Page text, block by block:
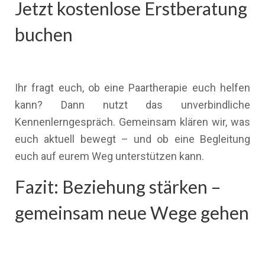
Jetzt kostenlose Erstberatung
buchen
Ihr fragt euch, ob eine Paartherapie euch helfen
kann? Dann nutzt das unverbindliche
Kennenlerngespräch. Gemeinsam klären wir, was
euch aktuell bewegt – und ob eine Begleitung
euch auf eurem Weg unterstützen kann.
Fazit: Beziehung stärken –
gemeinsam neue Wege gehen